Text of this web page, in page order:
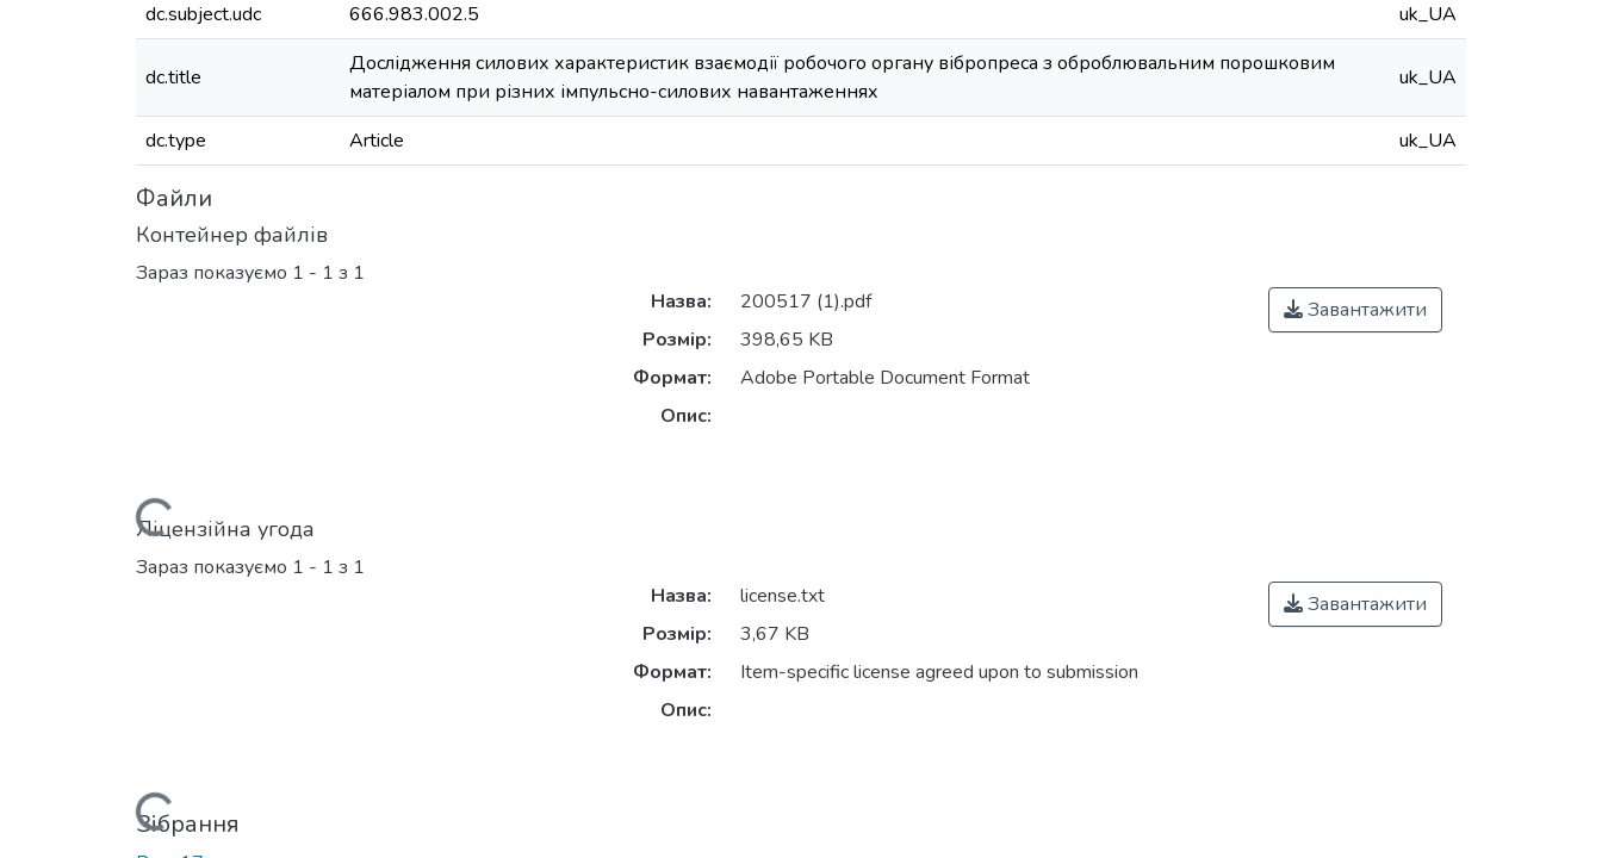
dc.subject.udc
666.983.002.5 uk_UA
dc.title
Дослідження силових характеристик взаємодії робочого органу вібропреса з оброблювальним порошковим
матеріалом при різних імпульсно-силових навантаженнях
uk_UA
dc.type Article uk_UA
Файли
Контейнер файлів
Зараз показуємо 1 - 1 з 1
Вантажиться...
Назва:
200517 (1).pdf
Розмір:
398,65 KB
Формат:
Adobe Portable Document Format
Опис:
Завантажити
Ліцензійна угода
Зараз показуємо 1 - 1 з 1
Назва:
license.txt
Розмір:
3,67 KB
Формат:
Item-specific license agreed upon to submission
Опис:
Завантажити
Зібрання